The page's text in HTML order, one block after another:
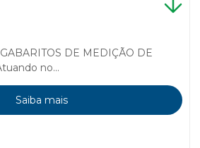
DE MEDIÇÃO DE
no...
Saiba mais